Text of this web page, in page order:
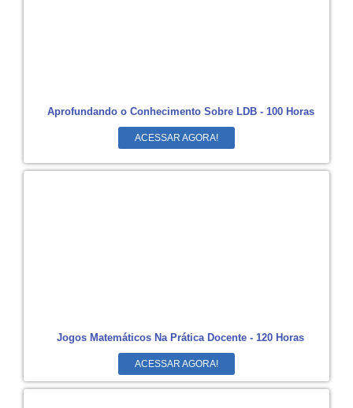
Aprofundando o Conhecimento Sobre LDB - 100 Horas
ACESSAR AGORA!
Jogos Matemáticos Na Prática Docente - 120 Horas
ACESSAR AGORA!